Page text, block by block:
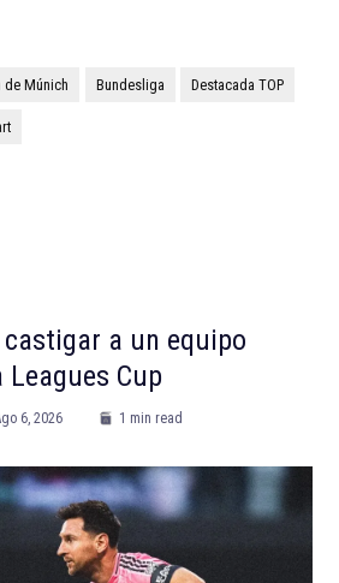
de Múnich Bundesliga Destacada TOP
a un equipo
Cup
6, 2026 1 min read